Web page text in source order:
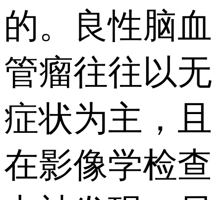
的。良性脑血
管瘤往往以无
症状为主，且
在影像学检查